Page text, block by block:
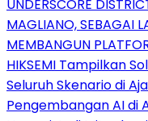
UNDERSCORE
MAGLIANO, SEBAGAI
MEMBANGUN
HIKSEMI Tampilkan
Seluruh Skenario di
Pengembangan AI di